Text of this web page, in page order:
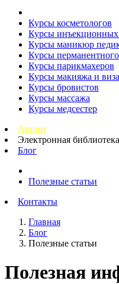
Курсы косметологов
Курсы
Курсы маникюр
Курсы
Курсы парикмахеров
Курсы макияжа и
Курсы бровистов
Курсы массажа
Курсы медсестер
Акции
Электронная библиотека
Блог
Полезные статьи
Контакты
Главная
Блог
Полезные статьи
Полезная